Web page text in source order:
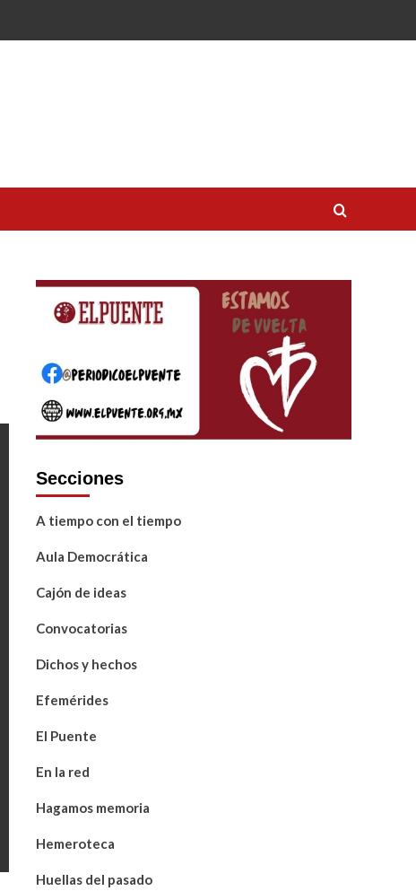
Secciones
A tiempo con el tiempo
Aula Democrática
Cajón de ideas
Convocatorias
Dichos y hechos
Efemérides
El Puente
En la red
Hagamos memoria
Hemeroteca
Huellas del pasado